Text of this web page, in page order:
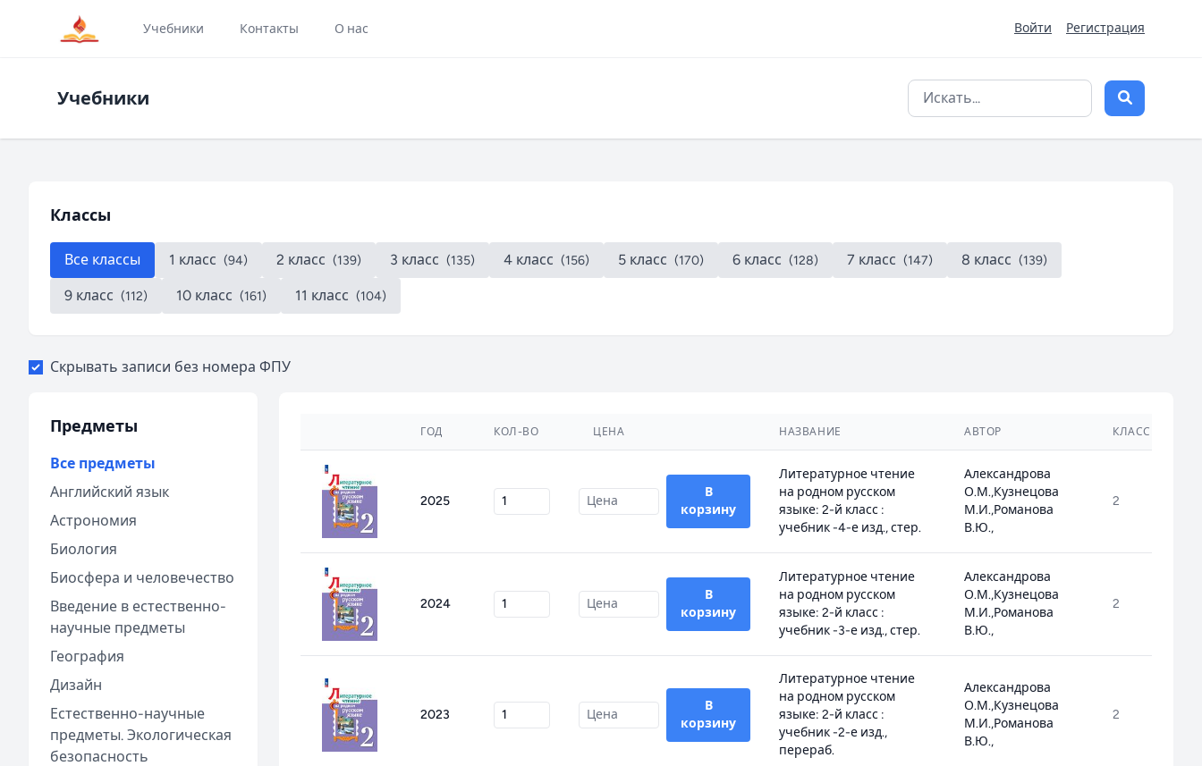
Учебники Контакты О нас Войти Регистрация
Учебники
Классы
Все классы 1 класс (94) 2 класс (139) 3 класс (135) 4 класс (156) 5 класс (170) 6 класс (128) 7 класс (147) 8 класс (139)
9 класс (112) 10 класс (161) 11 класс (104)
Скрывать записи без номера ФПУ
Предметы
Все предметы
Английский язык
Астрономия
Биология
Биосфера и человечество
Введение в естественно-
научные предметы
География
Дизайн
Естественно-научные
предметы. Экологическая
безопасность
ГОД КОЛ-ВО ЦЕНА НАЗВАНИЕ АВТОР КЛАСС
2025
В
корзину
Литературное чтение
на родном русском
языке: 2-й класс :
учебник -4-е изд., стер.
Александрова
О.М.,Кузнецова
М.И.,Романова
В.Ю.,
2
2024
В
корзину
Литературное чтение
на родном русском
языке: 2-й класс :
учебник -3-е изд., стер.
Александрова
О.М.,Кузнецова
М.И.,Романова
В.Ю.,
2
2023
В
корзину
Литературное чтение
на родном русском
языке: 2-й класс :
учебник -2-е изд.,
перераб.
Александрова
О.М.,Кузнецова
М.И.,Романова
В.Ю.,
2